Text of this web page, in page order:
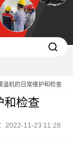
温机的日常维护和检查
和检查
2022-11-23 11:28